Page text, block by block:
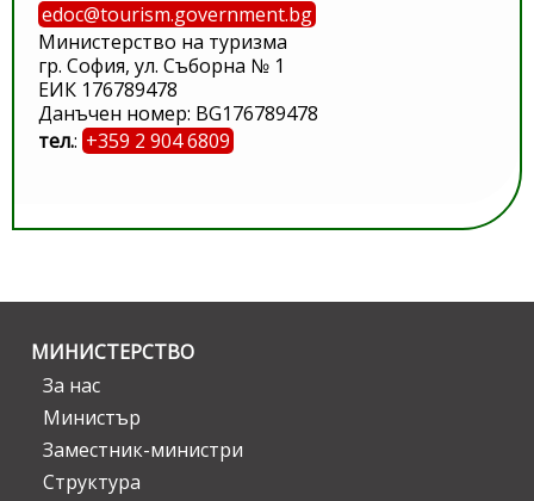
edoc@tourism.government.bg
Министерство на туризма
гр. София, ул. Съборна № 1
ЕИК 176789478
Данъчен номер: BG176789478
тел.: +359 2 904 6809
МИНИСТЕРСТВО
За нас
Министър
Заместник-министри
Структура